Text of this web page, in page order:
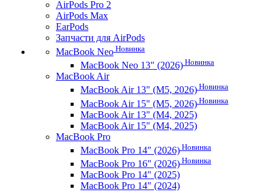
AirPods Pro 2
AirPods Max
EarPods
Запчасти для AirPods
MacBook Neo Новинка
MacBook Neo 13" (2026) Новинка
MacBook Air
MacBook Air 13" (M5, 2026) Новинка
MacBook Air 15" (M5, 2026) Новинка
MacBook Air 13" (M4, 2025)
MacBook Air 15" (M4, 2025)
MacBook Pro
MacBook Pro 14" (2026) Новинка
MacBook Pro 16" (2026) Новинка
MacBook Pro 14" (2025)
MacBook Pro 14" (2024)